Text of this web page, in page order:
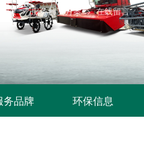
首页 > 服务解决方案 >在线留言
务品牌 环保信息